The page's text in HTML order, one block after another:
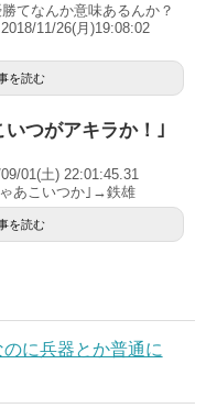
てなんか意味あるんか？
11/26(月)19:08:02
を読む
つがアキラか！｣
01(土) 22:01:45.31
あこいつか｣→鉄雄
を読む
に兵器とか普通に